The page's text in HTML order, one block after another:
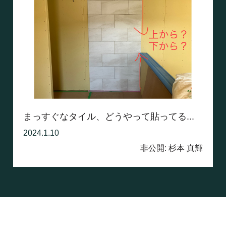
まっすぐなタイル、どうやって貼ってる...
2024.1.10
非公開: 杉本 真輝